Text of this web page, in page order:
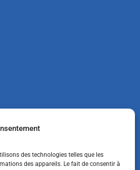
des technologies telles que les
des appareils. Le fait de consentir à